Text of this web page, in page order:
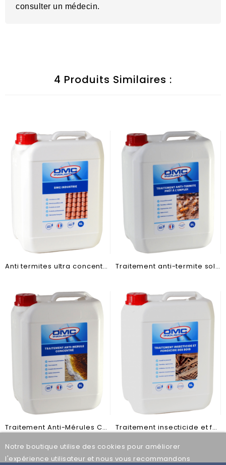
Notre boutique utilise des cookies pour améliorer
l'expérience utilisateur et nous vous recommandons
consulter un médecin.
4 Produits Similaires :
Anti termites ultra concentré Traitement anti-termite sols prêt à l'emploi
Traitement Anti-Mérules Concentré Traitement insecticide et fongicide des bois concentre